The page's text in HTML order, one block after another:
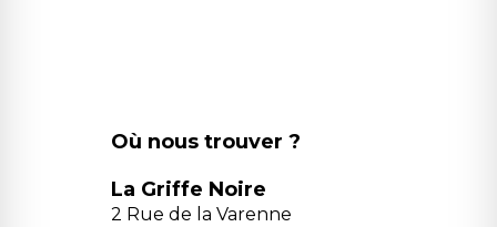
Où nous trouver ?
La Griffe Noire
2 Rue de la Varenne